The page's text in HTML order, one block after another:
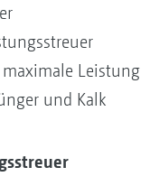
maximale Leistung
und Kalk